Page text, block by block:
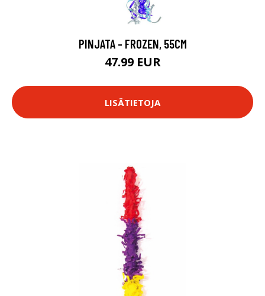
PINJATA - FROZEN, 55CM
47.99 EUR
LISÄTIETOJA